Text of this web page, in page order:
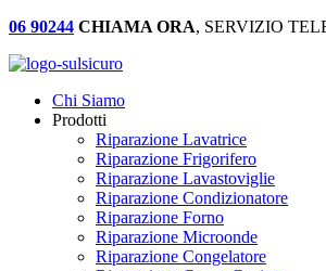
06 90244 CHIAMA ORA, SERVIZIO
Chi Siamo
Prodotti
Riparazione Lavatrice
Riparazione Frigorifero
Riparazione Lavastoviglie
Riparazione Condizionatore
Riparazione Forno
Riparazione Microonde
Riparazione Congelatore